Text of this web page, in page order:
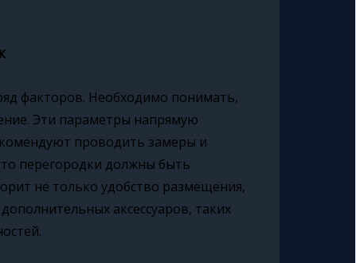
факторов. Необходимо понимать,
Эти параметры напрямую
проводить замеры и
перегородки должны быть
не только удобство размещения,
аксессуаров, таких